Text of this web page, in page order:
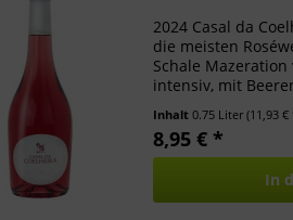
2024 Casal da
die meisten
Schale
intensiv, mit
Inhalt0.75 Liter(11,93
8,95 € *
In